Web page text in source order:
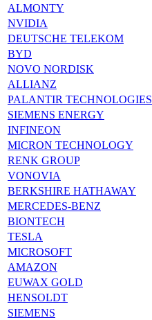
ALMONTY
NVIDIA
DEUTSCHE TELEKOM
BYD
NOVO NORDISK
ALLIANZ
PALANTIR TECHNOLOGIES
SIEMENS ENERGY
INFINEON
MICRON TECHNOLOGY
RENK GROUP
VONOVIA
BERKSHIRE HATHAWAY
MERCEDES-BENZ
BIONTECH
TESLA
MICROSOFT
AMAZON
EUWAX GOLD
HENSOLDT
SIEMENS